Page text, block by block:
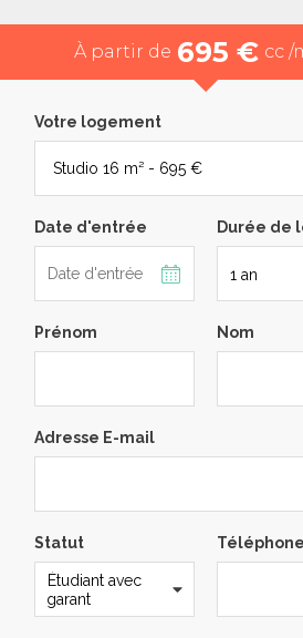
À partir de 695 € cc /
Votre logement
Date d'entrée Durée de
Prénom Nom
Adresse E-mail
Statut Téléphone